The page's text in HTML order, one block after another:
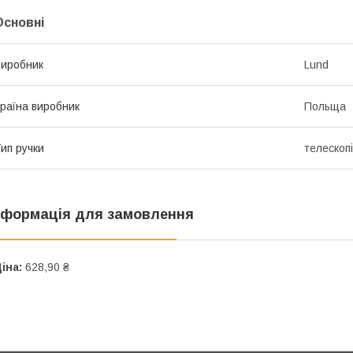
Lund
виробник Польща
ручки
для замовлення
628,90 ₴